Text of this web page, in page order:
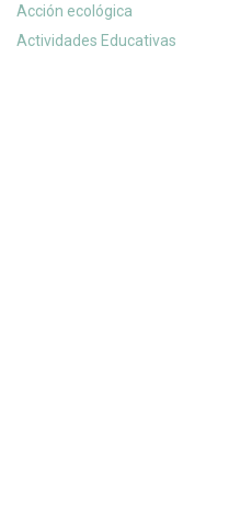
Acción ecológica
Actividades Educativas